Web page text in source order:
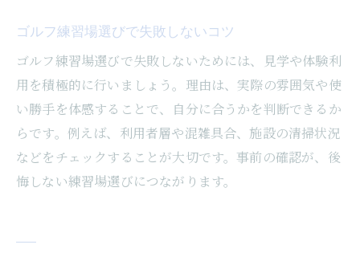
ゴルフ練習場選びで失敗しないコツ
ゴルフ練習場選びで失敗しないためには、見学や体験利
用を積極的に行いましょう。理由は、実際の雰囲気や使
い勝手を体感することで、自分に合うかを判断できるか
らです。例えば、利用者層や混雑具合、施設の清掃状況
などをチェックすることが大切です。事前の確認が、後
悔しない練習場選びにつながります。